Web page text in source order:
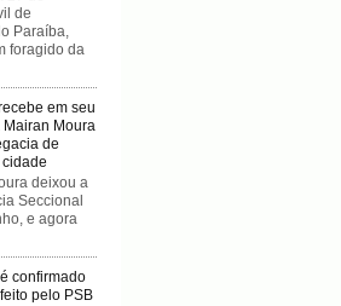
de
Paraíba,
foragido da
em seu
Moura
de
deixou a
Seccional
e agora
confirmado
pelo PSB